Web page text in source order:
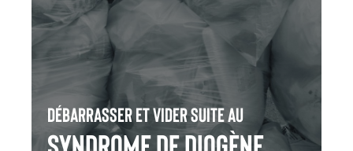
Débarrasser et vider suite au